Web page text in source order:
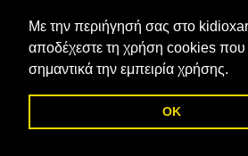
Με την περιήγησή σας στο
αποδέχεστε τη χρήση cookies που
σημαντικά την εμπειρία χρήσης.
OK
Διαφήμιση
Επικοινωνία
© 2026 Kidioxarto.gr /